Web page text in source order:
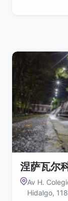
涅萨瓦尔
Av H.
Hidalgo,